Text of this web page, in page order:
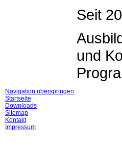
Seit
und
Navigation überspringen
Startseite
Downloads
Sitemap
Kontakt
Impressum